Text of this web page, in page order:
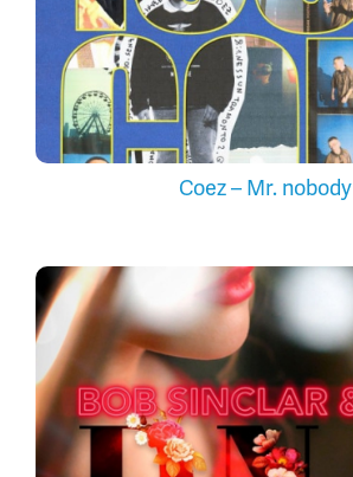
Coez – Mr. nobody